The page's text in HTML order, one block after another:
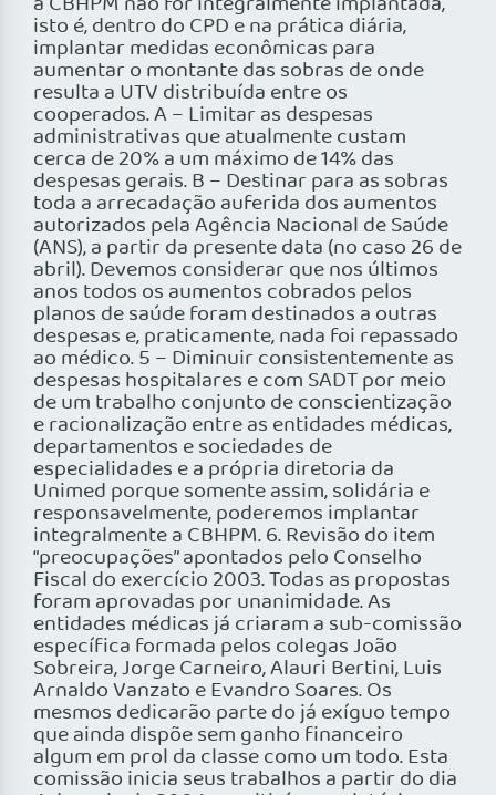
isto é, dentro do CPD e na prática diária,
implantar medidas econômicas para
aumentar o montante das sobras de onde
resulta a UTV distribuída entre os
cooperados. A – Limitar as despesas
administrativas que atualmente custam
cerca de 20% a um máximo de 14% das
despesas gerais. B – Destinar para as sobras
toda a arrecadação auferida dos aumentos
autorizados pela Agência Nacional de Saúde
(ANS), a partir da presente data (no caso 26 de
abril). Devemos considerar que nos últimos
anos todos os aumentos cobrados pelos
planos de saúde foram destinados a outras
despesas e, praticamente, nada foi repassado
ao médico. 5 – Diminuir consistentemente as
despesas hospitalares e com SADT por meio
de um trabalho conjunto de conscientização
e racionalização entre as entidades médicas,
departamentos e sociedades de
especialidades e a própria diretoria da
Unimed porque somente assim, solidária e
responsavelmente, poderemos implantar
integralmente a CBHPM. 6. Revisão do item
“preocupações” apontados pelo Conselho
Fiscal do exercício 2003. Todas as propostas
foram aprovadas por unanimidade. As
entidades médicas já criaram a sub-comissão
específica formada pelos colegas João
Sobreira, Jorge Carneiro, Alauri Bertini, Luis
Arnaldo Vanzato e Evandro Soares. Os
mesmos dedicarão parte do já exíguo tempo
que ainda dispõe sem ganho financeiro
algum em prol da classe como um todo. Esta
comissão inicia seus trabalhos a partir do dia